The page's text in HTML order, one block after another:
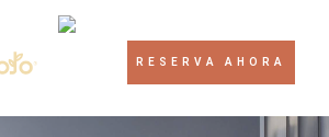
RESERVA AHORA